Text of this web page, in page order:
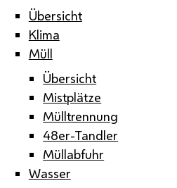
Übersicht
Klima
Müll
Übersicht
Mistplätze
Mülltrennung
48er-Tandler
Müllabfuhr
Wasser